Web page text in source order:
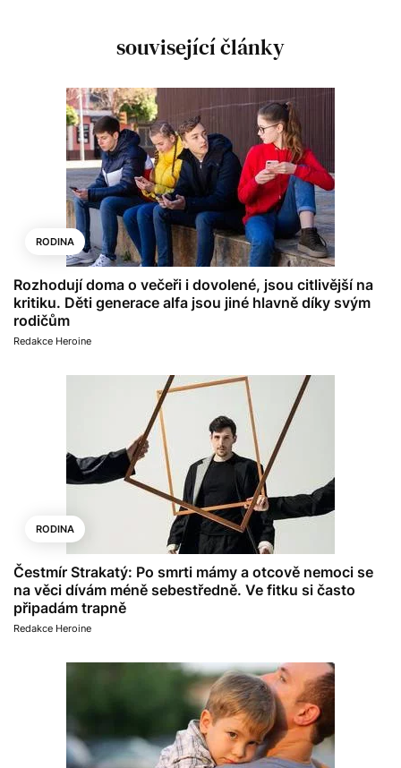
související články
RODINA
Rozhodují doma o večeři i dovolené, jsou citlivější na
kritiku. Děti generace alfa jsou jiné hlavně díky svým
rodičům
Redakce Heroine
RODINA
Čestmír Strakatý: Po smrti mámy a otcově nemoci se
na věci dívám méně sebestředně. Ve fitku si často
připadám trapně
Redakce Heroine